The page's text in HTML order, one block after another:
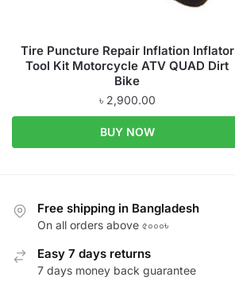
Tire Puncture Repair Inflation Inflator
Tool Kit Motorcycle ATV QUAD Dirt
Bike
৳ 2,900.00
BUY NOW
Free shipping in Bangladesh
On all orders above ৫০০০৳
Easy 7 days returns
7 days money back guarantee